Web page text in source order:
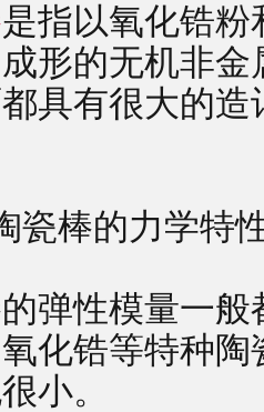
是指以氧化锆
形的无机非
具有很大的
瓷棒的力学特
弹性模量一
化锆等特种
小。